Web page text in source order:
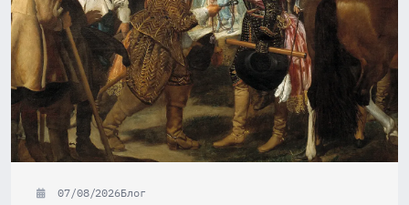
07/08/2026Блог